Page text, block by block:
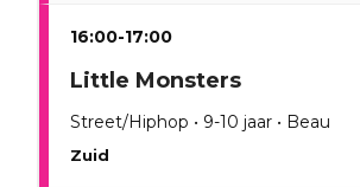
16:00-17:00
Little Monsters
Street/Hiphop • 9-10 jaar • Beau
Zuid